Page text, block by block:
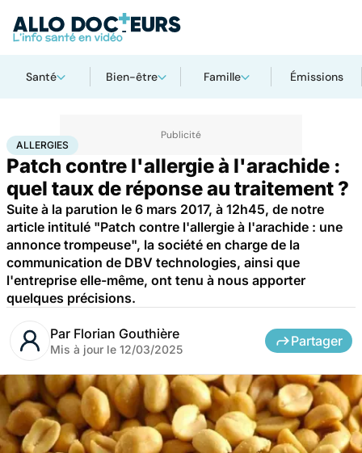
Santé Bien-être Famille Émissions
AccueilSanté Maladies
ALLERGIES
Patch contre l'allergie à l'arachide :
quel taux de réponse au traitement ?
Suite à la parution le 6 mars 2017, à 12h45, de notre
article intitulé "Patch contre l'allergie à l'arachide : une
annonce trompeuse", la société en charge de la
communication de DBV technologies, ainsi que
l'entreprise elle-même, ont tenu à nous apporter
quelques précisions.
Par Florian Gouthière
Mis à jour le 12/03/2025
Partager